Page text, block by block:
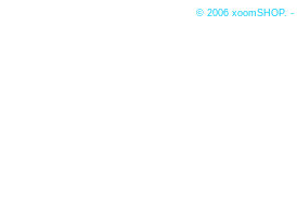
© 2006 xoomSHOP. -